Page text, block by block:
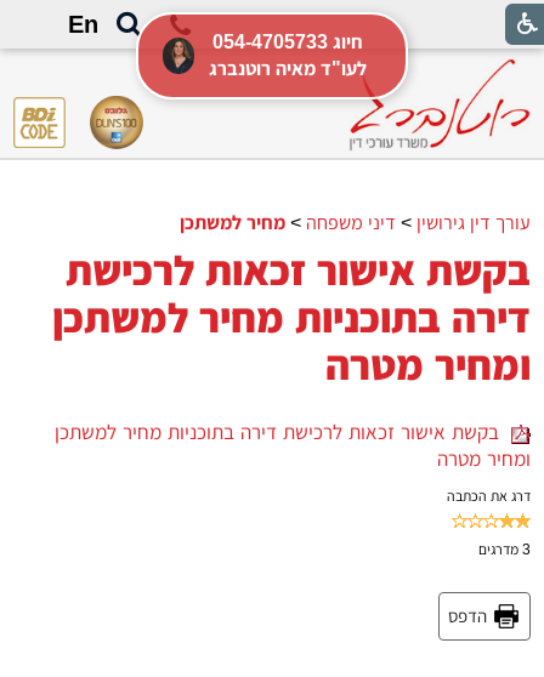
En
עורך דין גירושין > דיני משפחה >מחיר למשתכן
בקשת אישור זכאות לרכישת
דירה בתוכניות מחיר למשתכן
ומחיר מטרה
בקשת אישור זכאות לרכישת דירה בתוכניות מחיר למשתכן
ומחיר מטרה
דרג את הכתבה
3 מדרגים
הדפס
054-4705733 חיוג
לעו"ד מאיה רוטנברג